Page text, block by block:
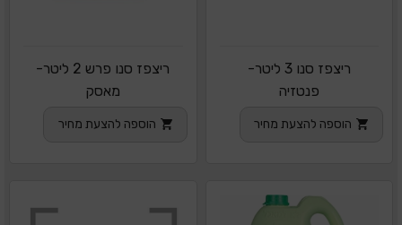
ריצפז סנו 3 ליטר-
פנטזיה
הוספה להצעת מחיר
ריצפז סנו פרש 2 ליטר-
מאסק
הוספה להצעת מחיר